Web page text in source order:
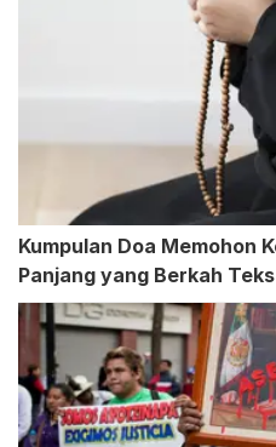
Kumpulan Doa Memohon
Panjang yang Berkah